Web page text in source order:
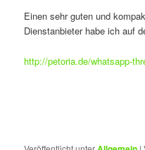
Einen sehr guten und
Dienstanbieter habe ich auf
http://petoria.de/whatsapp-